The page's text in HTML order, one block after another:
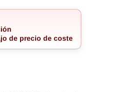
de precio de coste